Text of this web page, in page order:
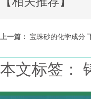
上一篇： 宝珠砂的化学成分
本文标签：